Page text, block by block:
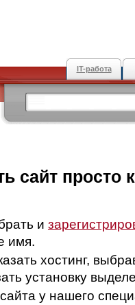
IT-работа
сайт просто
и
имя.
хостинг,
установку
сайта у нашего